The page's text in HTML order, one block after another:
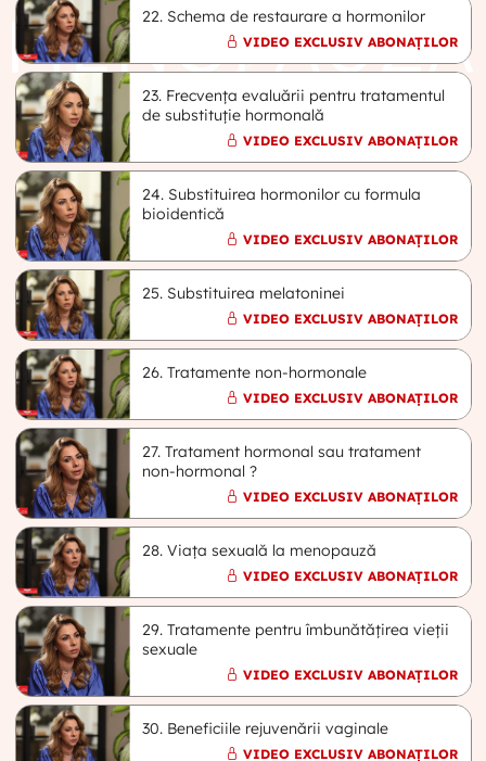
22. Schema de restaurare a hormonilor
VIDEO EXCLUSIV ABONAȚILOR
23. Frecvența evaluării pentru tratamentul
de substituție hormonală
VIDEO EXCLUSIV ABONAȚILOR
24. Substituirea hormonilor cu formula
bioidentică
VIDEO EXCLUSIV ABONAȚILOR
25. Substituirea melatoninei
VIDEO EXCLUSIV ABONAȚILOR
26. Tratamente non-hormonale
VIDEO EXCLUSIV ABONAȚILOR
27. Tratament hormonal sau tratament
non-hormonal ?
VIDEO EXCLUSIV ABONAȚILOR
28. Viața sexuală la menopauză
VIDEO EXCLUSIV ABONAȚILOR
29. Tratamente pentru îmbunătățirea vieții
sexuale
VIDEO EXCLUSIV ABONAȚILOR
30. Beneficiile rejuvenării vaginale
VIDEO EXCLUSIV ABONAȚILOR